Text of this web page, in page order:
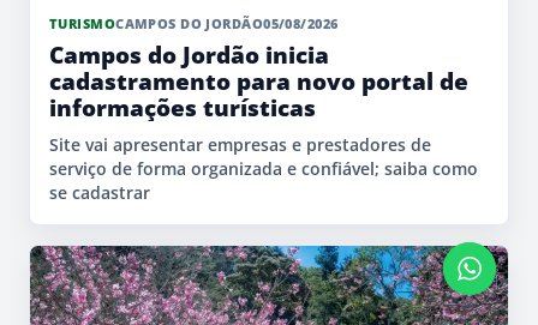
TURISMOCAMPOS DO JORDÃO05/08/2026
Campos do Jordão inicia
cadastramento para novo portal de
informações turísticas
Site vai apresentar empresas e prestadores de
serviço de forma organizada e confiável; saiba como
se cadastrar